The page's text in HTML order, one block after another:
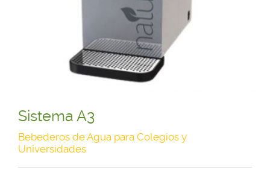
Sistema A3
Bebederos de Agua para Colegios y
Universidades